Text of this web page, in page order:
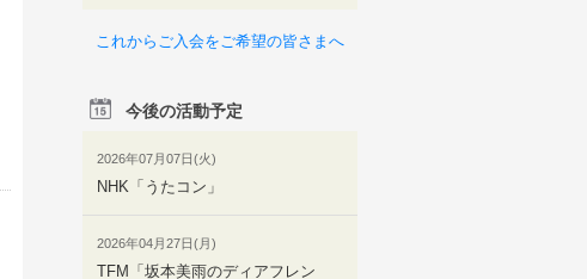
これからご入会をご希望の皆さまへ
今後の活動予定
2026年07月07日(火)
NHK「うたコン」
2026年04月27日(月)
TFM「坂本美雨のディアフレン